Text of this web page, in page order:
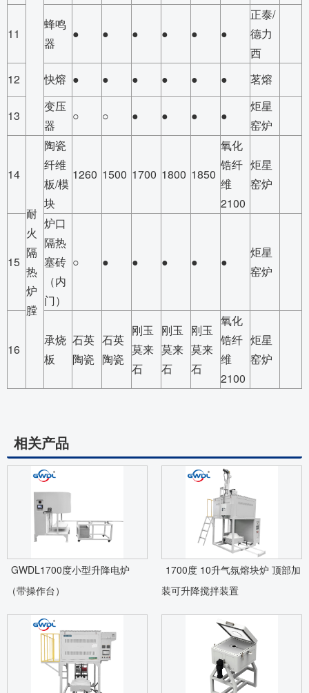
11
蜂鸣
器
● ● ● ● ● ●
正泰/
德力
西
12
快熔 ● ● ● ● ● ● 茗熔
13
变压
器
○ ○ ● ● ● ●
炬星
窑炉
14
耐
火
隔
热
炉
膛
陶瓷
纤维
板/模
块
1260 1500 1700 1800 1850
氧化
锆纤
维
2100
炬星
窑炉
15
炉口
隔热
塞砖
（内
门）
○ ● ● ● ● ●
炬星
窑炉
16
承烧
板
石英
陶瓷
石英
陶瓷
刚玉
莫来
石
刚玉
莫来
石
刚玉
莫来
石
氧化
锆纤
维
2100
炬星
窑炉
相关产品
GWDL1700度小型升降电炉
（带操作台）
1700度 10升气氛熔块炉 顶部加
装可升降搅拌装置